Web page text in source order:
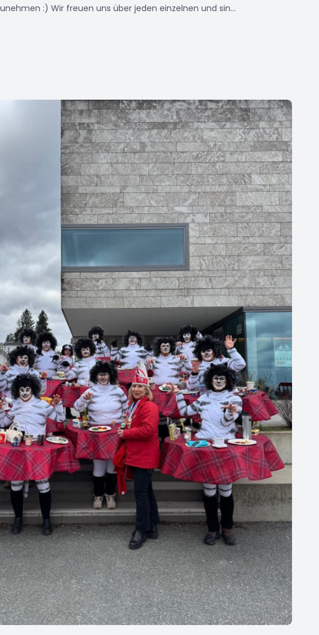
:) Wir freuen uns über jeden einzelnen und sind
Uhr in der Alten Schule in Seulberg Start Rubinfunken:
Schule in Seulberg Start Rubingarde & Phönixe: